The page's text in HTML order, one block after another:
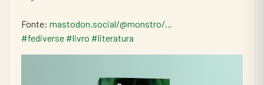
Fonte: mastodon.social/@monstro/...
#fediverse #livro #literatura